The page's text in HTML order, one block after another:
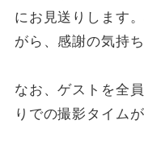
にお見送りします
がら、感謝の気持
なお、ゲストを全
りでの撮影タイム